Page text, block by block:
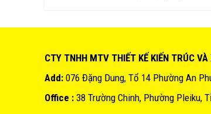
CTY TNHH MTV THIẾT KẾ KIẾN TRÚC VÀ
Add: 076 Đặng Dung, Tổ 14 Phường An
Office : 38 Trường Chinh, Phường Pleiku,